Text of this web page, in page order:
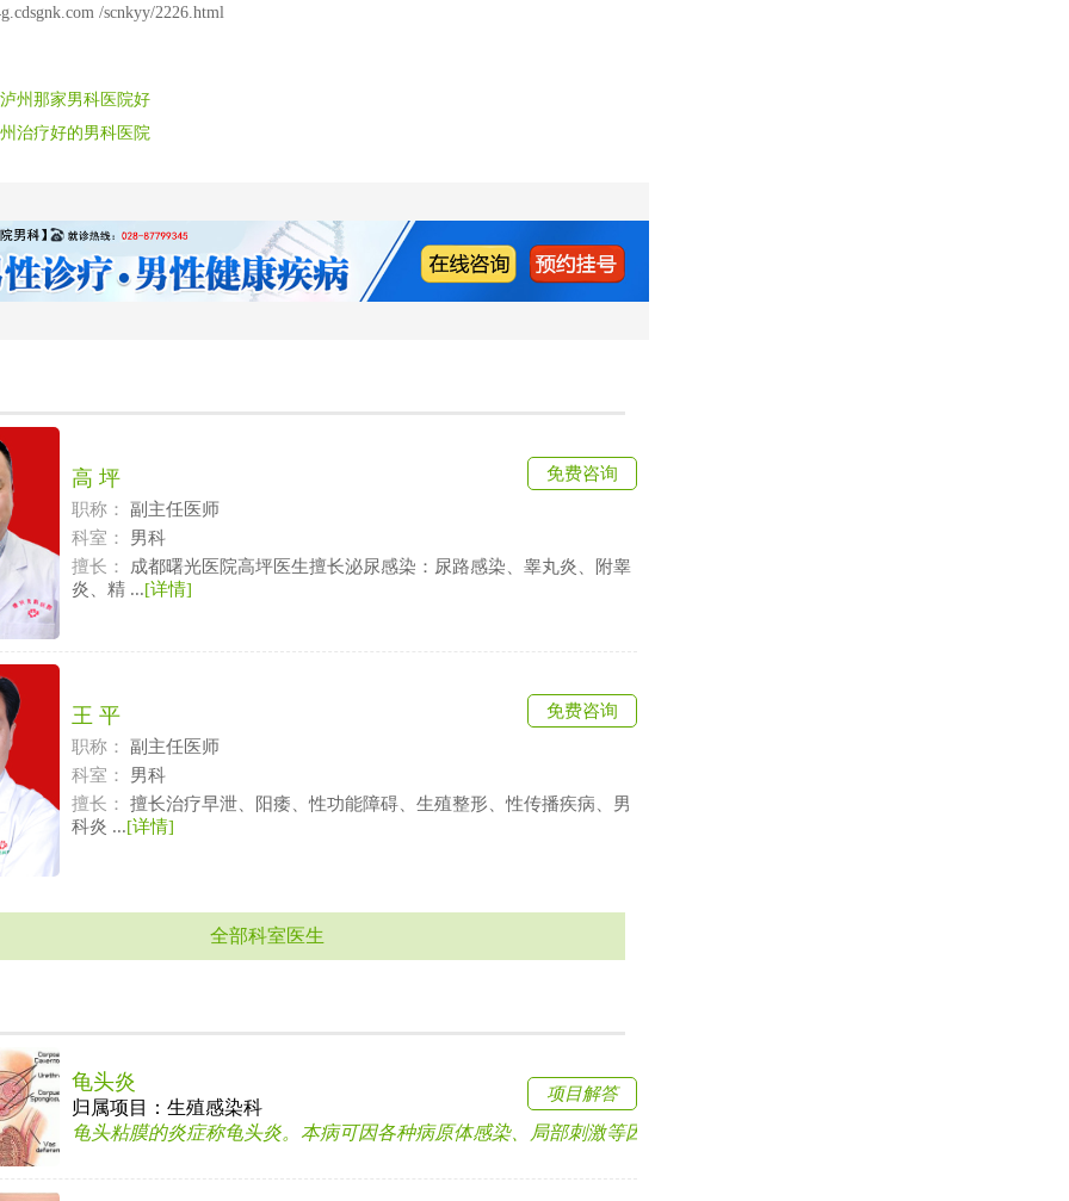
/scnkyy/2226.html
州那家男科医院好
治疗好的男科医院
高 坪
职称：
副主任医师
科室：
男科
擅长：
成都曙光医院高坪医生擅长泌尿感染：尿路感染、睾丸炎、附睾
炎、精 ...[详情]
免费咨询
王 平
职称：
副主任医师
科室：
男科
擅长：
擅长治疗早泄、阳痿、性功能障碍、生殖整形、性传播疾病、男
科炎 ...[详情]
免费咨询
全部科室医生
龟头炎
归属项目：生殖感染科
龟头粘膜的炎症称龟头炎。本病可因各种病原体感染、局部刺激等因素引起.....
项目解答